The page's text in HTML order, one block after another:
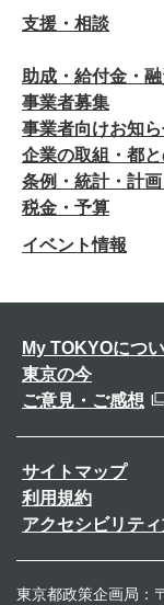
支援・相談
助成・給付金・
事業者募集
事業者向けお知
企業の取組・都
条例・統計・計
税金・予算
イベント情報
My TOKYOにつ
東京の今
ご意見・ご感想
サイトマップ
利用規約
アクセシビリテ
東京都政策企画局：